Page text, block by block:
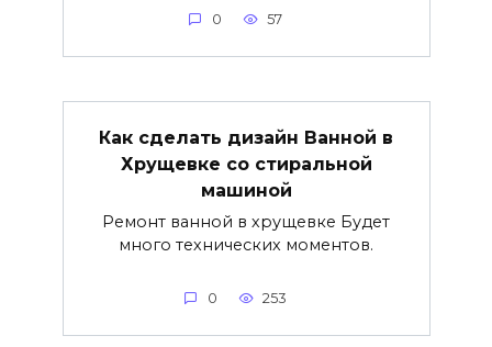
0 57
Как сделать дизайн Ванной в
Хрущевке со стиральной
машиной
Ремонт ванной в хрущевке Будет
много технических моментов.
0 253